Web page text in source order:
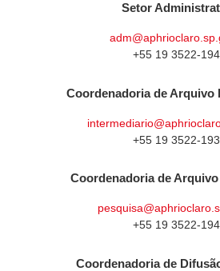
Setor
+55 19 3522-
Coordenadoria de Arquivo
+55 19 3522-
Coordenadoria de
+55 19 3522-
Coordenadoria de